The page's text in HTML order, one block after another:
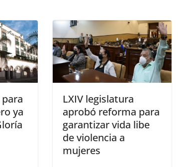
ya
LXIV legislatura
aprobó reforma para
garantizar vida libe
de violencia a
mujeres